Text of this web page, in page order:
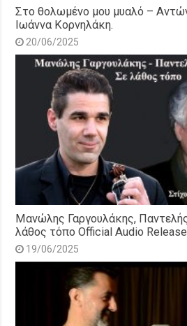
Στο θολωμένο μου μυαλό –
Ιωάννα Κορνηλάκη.
20/06/2025
Μανώλης Γαργουλάκης,
λάθος τόπο Official Audio
19/06/2025